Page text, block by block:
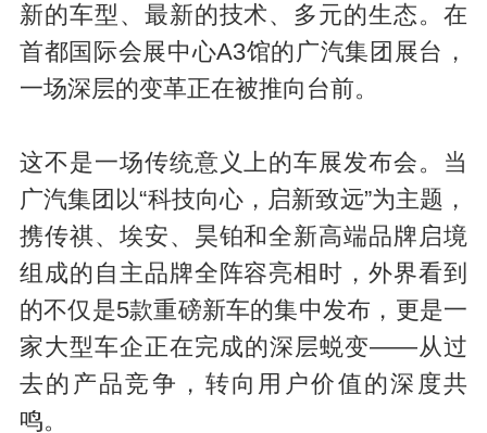
新的车型、最新的技术、多元的生态。在
首都国际会展中心A3馆的广汽集团展台，
一场深层的变革正在被推向台前。
这不是一场传统意义上的车展发布会。当
广汽集团以“科技向心，启新致远”为主题，
携传祺、埃安、昊铂和全新高端品牌启境
组成的自主品牌全阵容亮相时，外界看到
的不仅是5款重磅新车的集中发布，更是一
家大型车企正在完成的深层蜕变——从过
去的产品竞争，转向用户价值的深度共
鸣。